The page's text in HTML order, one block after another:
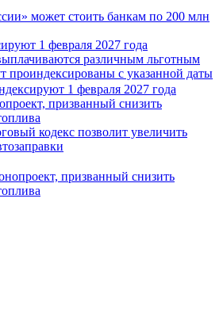
1 февраля 2027 года
различным льготным
проиндексированы с указанной даты
призванный снизить
кодекс позволит увеличить